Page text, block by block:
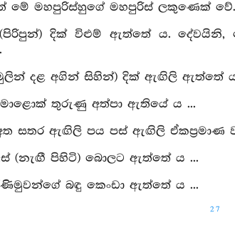
මේ මහපුරිස්හුගේ මහපුරිස් ලකුණෙක් වේ.
දික් විළුම් ඇත්තේ ය.
දළ අගින් සිහින්) දික් ඇඟිලි ඇත්තේ
තුරුණු අත්පා ඇතියේ ය ...
සතර ඇඟිලි පය පස් ඇඟිලි ඒකප්‍රමාණ
(නැඟී පිහිටි) බොලට ඇත්තේ ය ...
බඳු කෙංඩා ඇත්තේ ය ...
27